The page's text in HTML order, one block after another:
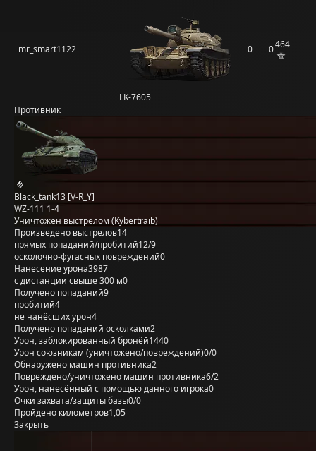
mr_smart1122
LK-7605
0 0464
Противник
Black_tank13 [V-R_Y]
WZ-111 1-4
Уничтожен выстрелом (Kybertraib)
Произведено выстрелов14
прямых попаданий/пробитий12/9
осколочно-фугасных повреждений0
Нанесение урона3987
с дистанции свыше 300 м0
Получено попаданий9
пробитий4
не нанёсших урон4
Получено попаданий осколками2
Урон, заблокированный бронёй1440
Урон союзникам (уничтожено/повреждений)0/0
Обнаружено машин противника2
Повреждено/уничтожено машин противника6/2
Урон, нанесённый с помощью данного игрока0
Очки захвата/защиты базы0/0
Пройдено километров1,05
Закрыть